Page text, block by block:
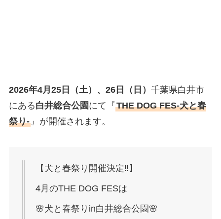
2026年4月25日（土）、26日（日） 千葉県白井市
にある白井総合公園にて『THE DOG FES-犬と春
祭り-』が開催されます。
【犬と春祭り開催決定‼️】
4月のTHE DOG FESは
🌸犬と春祭りin白井総合公園🌸